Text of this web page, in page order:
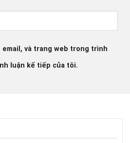
email, và trang web trong trình
luận kế tiếp của tôi.